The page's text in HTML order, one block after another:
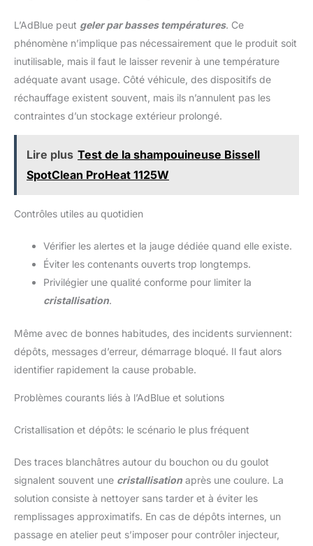
L’AdBlue peut geler par basses températures. Ce
phénomène n’implique pas nécessairement que le produit soit
inutilisable, mais il faut le laisser revenir à une température
adéquate avant usage. Côté véhicule, des dispositifs de
réchauffage existent souvent, mais ils n’annulent pas les
contraintes d’un stockage extérieur prolongé.
Lire plus Test de la shampouineuse Bissell
SpotClean ProHeat 1125W
Contrôles utiles au quotidien
Vérifier les alertes et la jauge dédiée quand elle existe.
Éviter les contenants ouverts trop longtemps.
Privilégier une qualité conforme pour limiter la
cristallisation.
Même avec de bonnes habitudes, des incidents surviennent:
dépôts, messages d’erreur, démarrage bloqué. Il faut alors
identifier rapidement la cause probable.
Problèmes courants liés à l’AdBlue et solutions
Cristallisation et dépôts: le scénario le plus fréquent
Des traces blanchâtres autour du bouchon ou du goulot
signalent souvent une cristallisation après une coulure. La
solution consiste à nettoyer sans tarder et à éviter les
remplissages approximatifs. En cas de dépôts internes, un
passage en atelier peut s’imposer pour contrôler injecteur,